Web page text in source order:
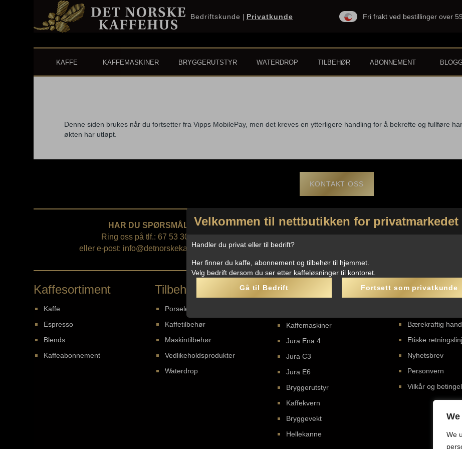
We
Bedriftskunde | Privatkunde Fri frakt ved bestillinger over
KAFFE KAFFEMASKINER BRYGGERUTSTYR WATERDROP TILBEHØR ABONNEMENT BLOGG
Denne siden brukes når du fortsetter fra Vipps MobilePay, men det kreves en ytterligere handling for å bekrefte og fullføre
økten har utløpt.
KONTAKT OSS
HAR DU SPØRSMÅL?
Ring oss på tlf.: 67 53 30 00
eller e-post: info@detnorskekaffehus.net
FØLG OSS PÅ SOSIALE MEDIER
Kaffesortiment
Kaffe
Espresso
Blends
Kaffeabonnement
Tilbehør
Porselen
Kaffetilbehør
Maskintilbehør
Vedlikeholdsprodukter
Waterdrop
Kaffemaskiner og
Kaffemaskiner
Jura Ena 4
Jura C3
Jura E6
Bryggerutstyr
Kaffekvern
Bryggevekt
Hellekanne
Om oss
Bærekraftig
Etiske
Nyhetsbrev
Personvern
Vilkår og
Velkommen til nettbutikken for privatmarkedet
Handler du privat eller til bedrift?
Her finner du kaffe, abonnement og tilbehør til hjemmet.
Velg bedrift dersom du ser etter kaffeløsninger til kontoret.
Gå til Bedrift
Fortsett som privatkunde